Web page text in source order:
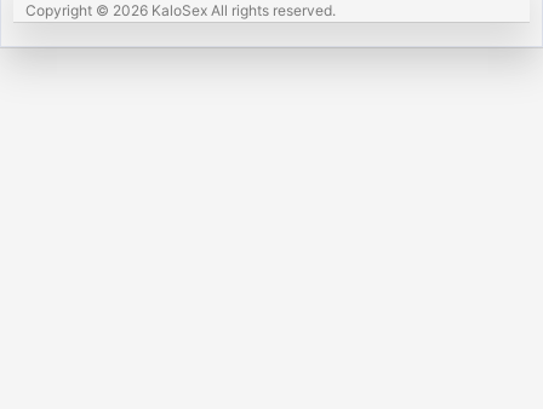
Copyright © 2026 KaloSex All rights reserved.